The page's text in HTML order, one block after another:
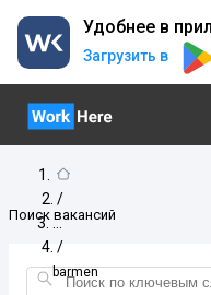
Удобнее в
Загрузить в
/
/
barmen
Поиск вакансий